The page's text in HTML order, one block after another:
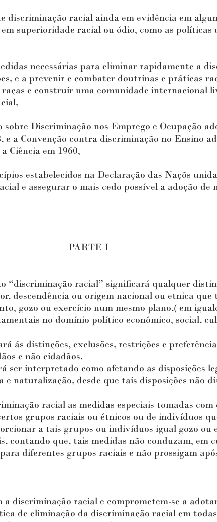
racial ainda em evidência em
superioridade racial ou ódio, como as políticas
necessárias para eliminar rapidamente a
e a prevenir e combater doutrinas e práticas
e construir uma comunidade internacional
Discriminação nos Emprego e Ocupação
a Convenção contra discriminação no Ensino
Ciência em 1960,
estabelecidos na Declaração das Naçõs
e assegurar o mais cedo possível a adoção de
PARTE I
“discriminação racial” significará qualquer
descendência ou origem nacional ou etnica
gozo ou exercício num mesmo plano,( em
no domínio político econômico, social,
ás distinções, exclusões, restrições e
e não cidadãos.
interpretado como afetando as disposições
naturalização, desde que tais disposições não
racial as medidas especiais tomadas
grupos raciais ou étnicos ou de indivíduos
a tais grupos ou indivíduos igual gozo ou
contando que, tais medidas não conduzam, em
diferentes grupos raciais e não prossigam
discriminação racial e comprometem-se a
de eliminação da discriminação racial em todas